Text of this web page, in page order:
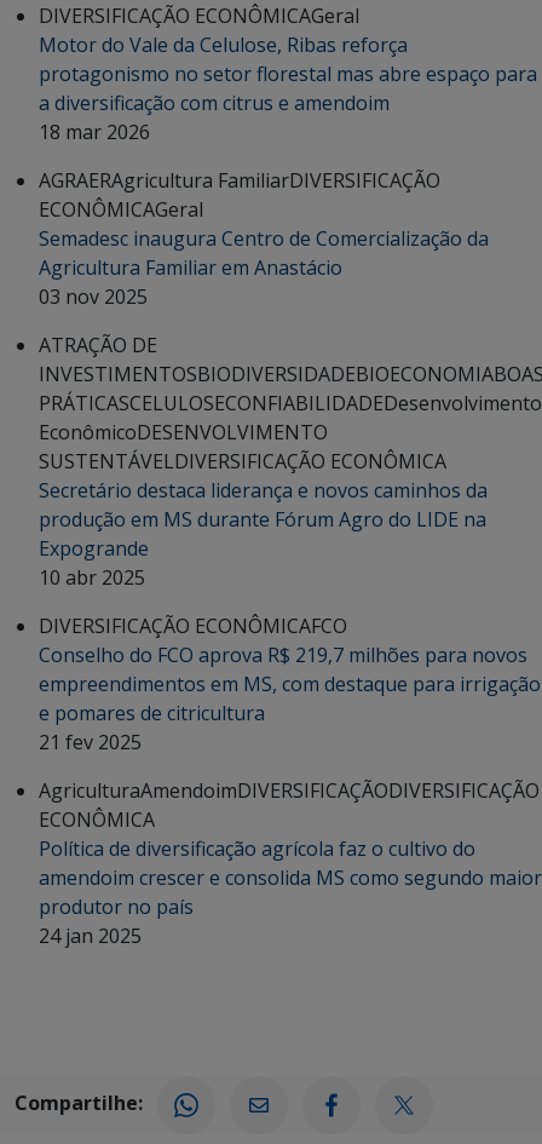
DIVERSIFICAÇÃO ECONÔMICAGeral
Motor do Vale da Celulose, Ribas reforça
protagonismo no setor florestal mas abre espaço para
a diversificação com citrus e amendoim
18 mar 2026
AGRAERAgricultura FamiliarDIVERSIFICAÇÃO
ECONÔMICAGeral
Semadesc inaugura Centro de Comercialização da
Agricultura Familiar em Anastácio
03 nov 2025
ATRAÇÃO DE
INVESTIMENTOSBIODIVERSIDADEBIOECONOMIA
PRÁTICASCELULOSECONFIABILIDADEDesenvolvimento
EconômicoDESENVOLVIMENTO
SUSTENTÁVELDIVERSIFICAÇÃO ECONÔMICA
Secretário destaca liderança e novos caminhos da
produção em MS durante Fórum Agro do LIDE na
Expogrande
10 abr 2025
DIVERSIFICAÇÃO ECONÔMICAFCO
Conselho do FCO aprova R$ 219,7 milhões para novos
empreendimentos em MS, com destaque para irrigação
e pomares de citricultura
21 fev 2025
AgriculturaAmendoimDIVERSIFICAÇÃODIVERSIFICAÇÃO
ECONÔMICA
Política de diversificação agrícola faz o cultivo do
amendoim crescer e consolida MS como segundo maior
produtor no país
24 jan 2025
Compartilhe: